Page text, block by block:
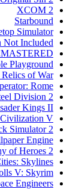
XCOM 2
Starbound
Simulator
Not Included
Playground
of War
Rome
Division 2
Kings II
V
Simulator 2
Engine
of Heroes 2
Skylines
V: Skyrim
Engineers